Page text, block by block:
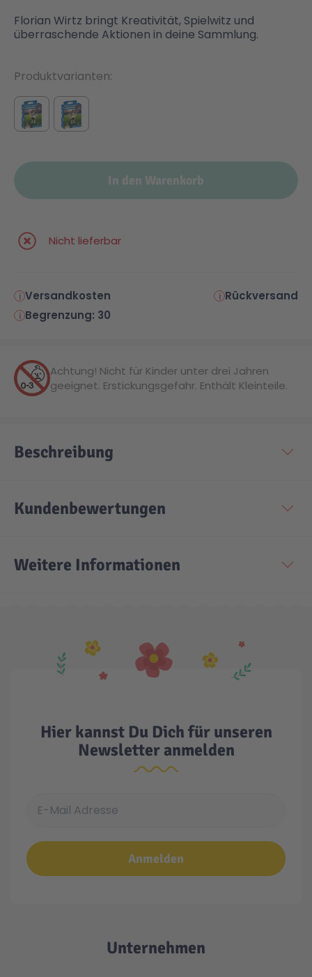
Florian Wirtz bringt Kreativität, Spielwitz und
überraschende Aktionen in deine Sammlung.
In den Warenkorb
Nicht lieferbar
Produktvarianten
Versandkosten
Rückversand
Begrenzung: 30
Achtung! Nicht für Kinder unter drei Jahren
geeignet. Erstickungsgefahr. Enthält Kleinteile.
Beschreibung
Kundenbewertungen
Weitere Informationen
Hier kannst Du Dich für unseren
Newsletter anmelden
Anmelden
Unternehmen